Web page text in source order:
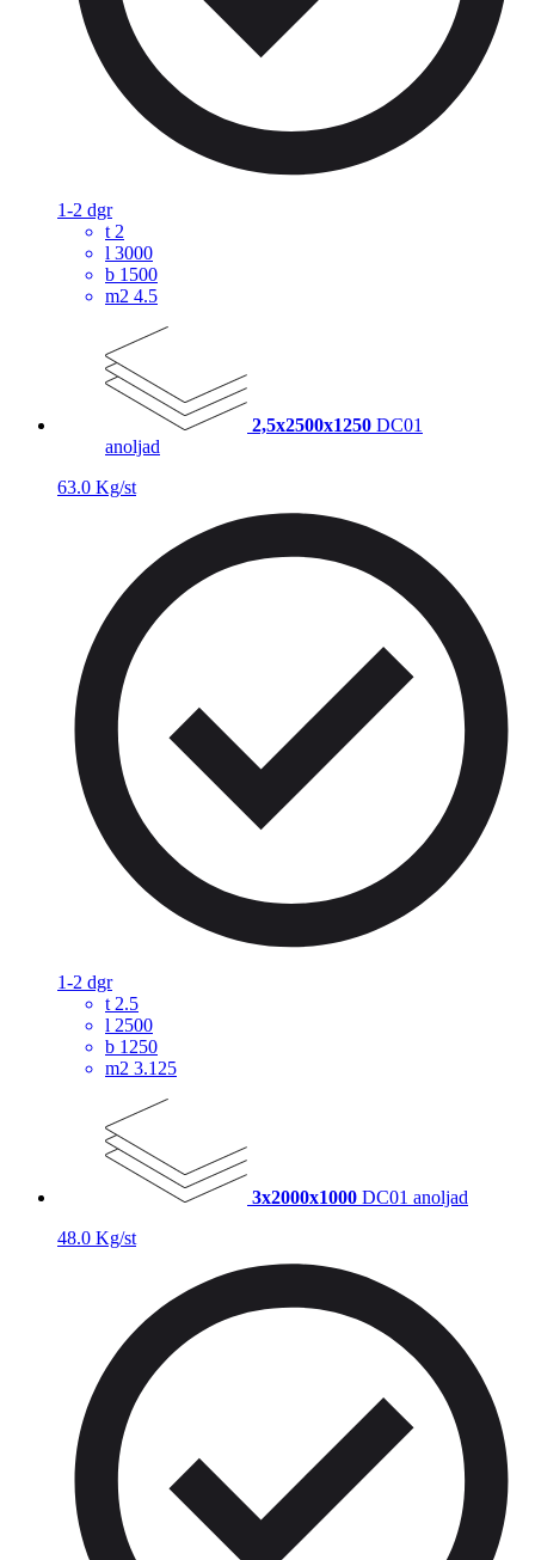
1-2 dgr
t 2
l 3000
b 1500
m2 4.5
2,5x2500x1250 DC01
anoljad
63.0 Kg/st
1-2 dgr
t 2.5
l 2500
b 1250
m2 3.125
3x2000x1000 DC01 anoljad
48.0 Kg/st